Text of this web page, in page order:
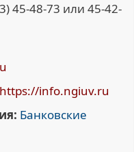
45-48-73 или 45-42-
https://info.ngiuv.ru
Банковские